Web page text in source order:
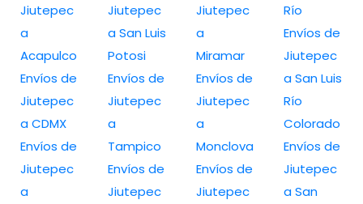
Jiutepec
a
Acapulco
Envíos de
Jiutepec
a CDMX
Envíos de
Jiutepec
a
Jiutepec
a San Luis
Potosi
Envíos de
Jiutepec
a
Tampico
Envíos de
Jiutepec
Jiutepec
a
Miramar
Envíos de
Jiutepec
a
Monclova
Envíos de
Jiutepec
Río
Envíos de
Jiutepec
a San Luis
Río
Colorado
Envíos de
Jiutepec
a San